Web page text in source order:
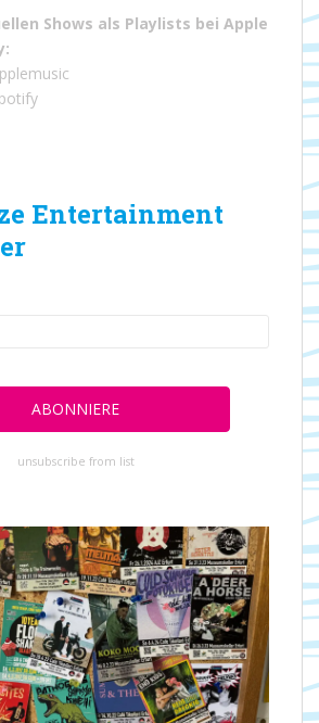
Shows als Playlists bei Apple
:
Entertainment
unsubscribe from list